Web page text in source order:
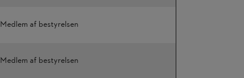
Medlem af bestyrelsen
Medlem af bestyrelsen